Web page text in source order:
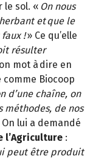
le sol. « On nous
et que le
faux !» Ce qu’elle
résulter
mot à dire en
Biocoop
d’une chaîne, on
méthodes, de nos
On lui a demandé
l’Agriculture :
peut être produit